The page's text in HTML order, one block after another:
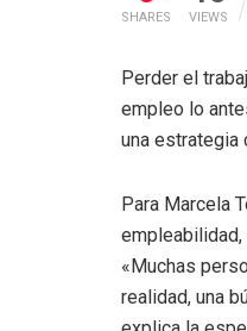
SHARES VIEWS
Perder el
empleo lo
una estrategia
Para Marcela
empleabilidad,
«Muchas
realidad, una